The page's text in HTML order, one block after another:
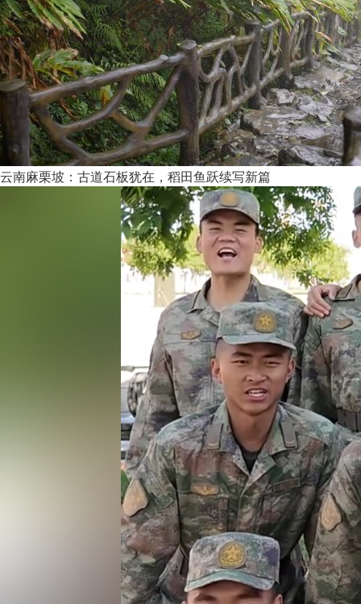
云南麻栗坡：古道石板犹在，稻田鱼跃续写新篇